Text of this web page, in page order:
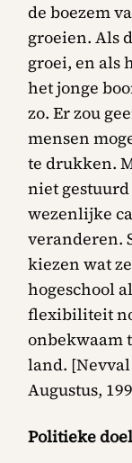
de boezem
groeien. Als
groei, en als
het jonge
zo. Er zou
mensen
te drukken.
niet
wezenlijke
veranderen.
kiezen wat
hogeschool
flexibiliteit
onbekwaam
land.
Augustus,
Politieke